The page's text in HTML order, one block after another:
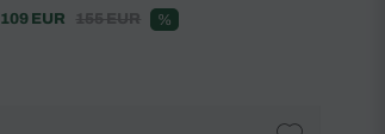
109 EUR
155 EUR %